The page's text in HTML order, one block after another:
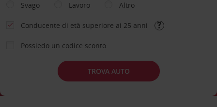
Svago
Lavoro Altro
Conducente di età superiore ai 25 anni
Possiedo un codice sconto
TROVA AUTO